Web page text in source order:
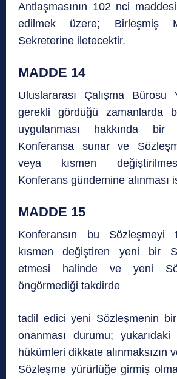
Antlaşmasının 102 nci
edilmek üzere; Birleşmiş
Sekreterine iletecektir.
MADDE 14
Uluslararası Çalışma Bürosu
gerekli gördüğü zamanlarda
uygulanması hakkında bir
Konferansa sunar ve
veya kısmen
Konferans gündemine alınması
MADDE 15
Konferansın bu Sözleşmeyi
kısmen değiştiren yeni bir
etmesi halinde ve yeni
öngörmediği takdirde
tadil edici yeni Sözleşmenin
onanması durumu;
hükümleri dikkate alınmaksızın
Sözleşme yürürlüğe girmiş